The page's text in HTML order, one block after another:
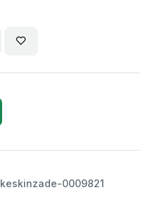
keskinzade-0009821